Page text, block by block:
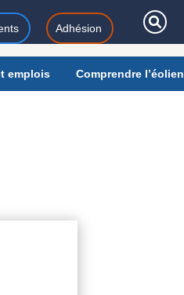
Adhésion
emplois Comprendre l’éolien